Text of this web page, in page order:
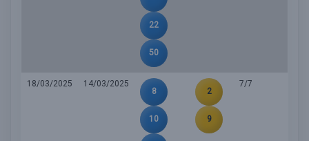
22
50
18/03/2025
14/03/2025
8
10
2
9
7/7